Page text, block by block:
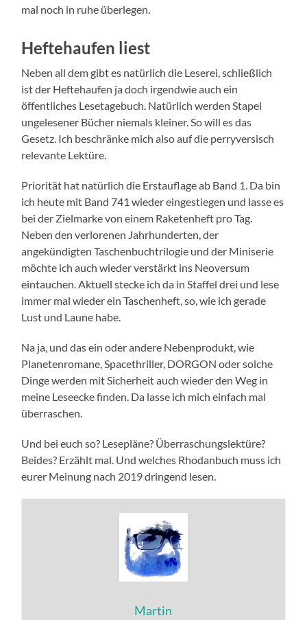
mal noch in ruhe überlegen.
Heftehaufen liest
Neben all dem gibt es natürlich die Leserei, schließlich
ist der Heftehaufen ja doch irgendwie auch ein
öffentliches Lesetagebuch. Natürlich werden Stapel
ungelesener Bücher niemals kleiner. So will es das
Gesetz. Ich beschränke mich also auf die perryversisch
relevante Lektüre.
Priorität hat natürlich die Erstauflage ab Band 1. Da bin
ich heute mit Band 741 wieder eingestiegen und lasse es
bei der Zielmarke von einem Raketenheft pro Tag.
Neben den verlorenen Jahrhunderten, der
angekündigten Taschenbuchtrilogie und der Miniserie
möchte ich auch wieder verstärkt ins Neoversum
eintauchen. Aktuell stecke ich da in Staffel drei und lese
immer mal wieder ein Taschenheft, so, wie ich gerade
Lust und Laune habe.
Na ja, und das ein oder andere Nebenprodukt, wie
Planetenromane, Spacethriller, DORGON oder solche
Dinge werden mit Sicherheit auch wieder den Weg in
meine Leseecke finden. Da lasse ich mich einfach mal
überraschen.
Und bei euch so? Lesepläne? Überraschungslektüre?
Beides? Erzählt mal. Und welches Rhodanbuch muss ich
eurer Meinung nach 2019 dringend lesen.
Martin